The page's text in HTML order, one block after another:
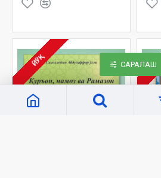
ЙЎҚ ЙЎҚ
САРАЛАШ